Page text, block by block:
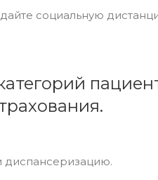
социальную
диспансеризацию.